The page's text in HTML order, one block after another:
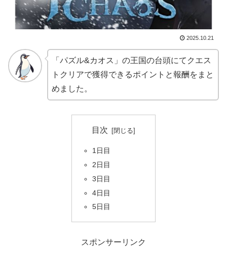
2025.10.21
「パズル&カオス」の王国の台頭にてクエス
トクリアで獲得できるポイントと報酬をまと
めました。
目次
1日目
2日目
3日目
4日目
5日目
スポンサーリンク